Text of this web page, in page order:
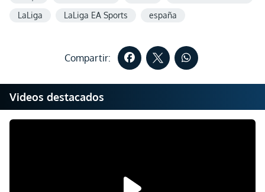
LaLiga
LaLiga EA Sports españa
Compartir:
Videos destacados